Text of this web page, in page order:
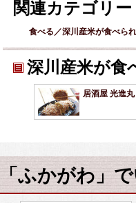
関連カテゴリー
食べる／深川産米が食べら
深川産米が食
居酒屋 光進丸
「ふかがわ」